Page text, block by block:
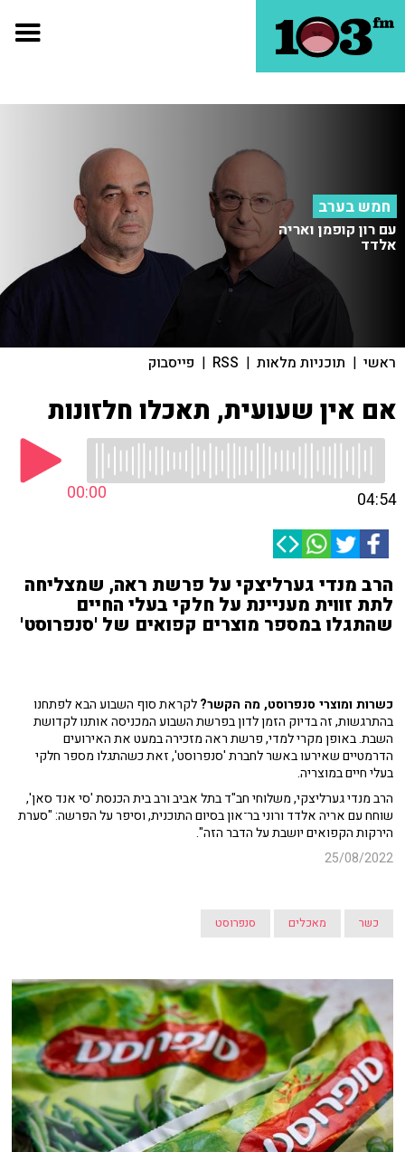
חמש בערב
עם רון קופמן ואריה
אלדד
ראשי | תוכניות מלאות |
RSS
| פייסבוק
אם אין שעועית, תאכלו חלזונות
00:00 04:54
הרב מנדי גערליצקי על פרשת ראה, שמצליחה
לתת זווית מעניינת על חלקי בעלי החיים
שהתגלו במספר מוצרים קפואים של 'סנפרוסט'
כשרות ומוצרי סנפרוסט, מה הקשר?לקראת סוף השבוע הבא לפתחנו
בהתרגשות, זה בדיוק הזמן לדון בפרשת השבוע המכניסה אותנו לקדושת
השבת. באופן מקרי למדי, פרשת ראה מזכירה במעט את האירועים
הדרמטיים שאירעו באשר לחברת 'סנפרוסט', זאת כשהתגלו מספר חלקי
בעלי חיים במוצריה.
הרב מנדי גערליצקי, משלוחי חב"ד בתל אביב ורב בית הכנסת 'סי אנד סאן',
שוחח עם אריה אלדד ורוני בר־און בסיום התוכנית, וסיפר על הפרשה: "סערת
הירקות הקפואים יושבת על הדבר הזה".
25/08/2022
כשר מאכלים סנפרוסט